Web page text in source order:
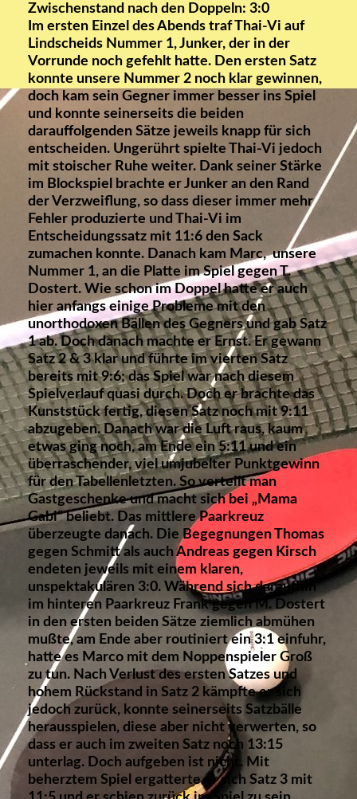
Zwischenstand nach den Doppeln: 3:0
Im ersten Einzel des Abends traf Thai-Vi auf
Lindscheids Nummer 1, Junker, der in der
Vorrunde noch gefehlt hatte. Den ersten Satz
konnte unsere Nummer 2 noch klar gewinnen,
doch kam sein Gegner immer besser ins Spiel
und konnte seinerseits die beiden
darauffolgenden Sätze jeweils knapp für sich
entscheiden. Ungerührt spielte Thai-Vi jedoch
mit stoischer Ruhe weiter. Dank seiner Stärke
im Blockspiel brachte er Junker an den Rand
der Verzweiflung, so dass dieser immer mehr
Fehler produzierte und Thai-Vi im
Entscheidungssatz mit 11:6 den Sack
zumachen konnte. Danach kam Marc, unsere
Nummer 1, an die Platte im Spiel gegen T.
Dostert. Wie schon im Doppel hatte er auch
hier anfangs einige Probleme mit den
unorthodoxen Bällen des Gegners und gab Satz
1 ab. Doch danach machte er Ernst. Er gewann
Satz 2 & 3 klar und führte im vierten Satz
bereits mit 9:6; das Spiel war nach diesem
Spielverlauf quasi durch. Doch er brachte das
Kunststück fertig, diesen Satz noch mit 9:11
abzugeben. Danach war die Luft raus, kaum
etwas ging noch, am Ende ein 5:11 und ein
überraschender, viel umjubelter Punktgewinn
für den Tabellenletzten. So verteilt man
Gastgeschenke und macht sich bei „Mama
Gabi“ beliebt. Das mittlere Paarkreuz
überzeugte danach. Die Begegnungen Thomas
gegen Schmitt als auch Andreas gegen Kirsch
endeten jeweils mit einem klaren,
unspektakulären 3:0. Während sich daraufhin
im hinteren Paarkreuz Frank gegen M. Dostert
in den ersten beiden Sätze ziemlich abmühen
mußte, am Ende aber routiniert ein 3:1 einfuhr,
hatte es Marco mit dem Noppenspieler Groß
zu tun. Nach Verlust des ersten Satzes und
hohem Rückstand in Satz 2 kämpfte er sich
jedoch zurück, konnte seinerseits Satzbälle
herausspielen, diese aber nicht verwerten, so
dass er auch im zweiten Satz noch 13:15
unterlag. Doch aufgeben ist nicht. Mit
beherztem Spiel ergatterte er sich Satz 3 mit